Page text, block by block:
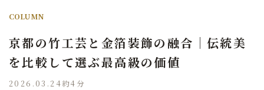
COLUMN
京都の竹工芸と金箔装飾の融合｜伝統美
を比較して選ぶ最高級の価値
2026.03.24約4分